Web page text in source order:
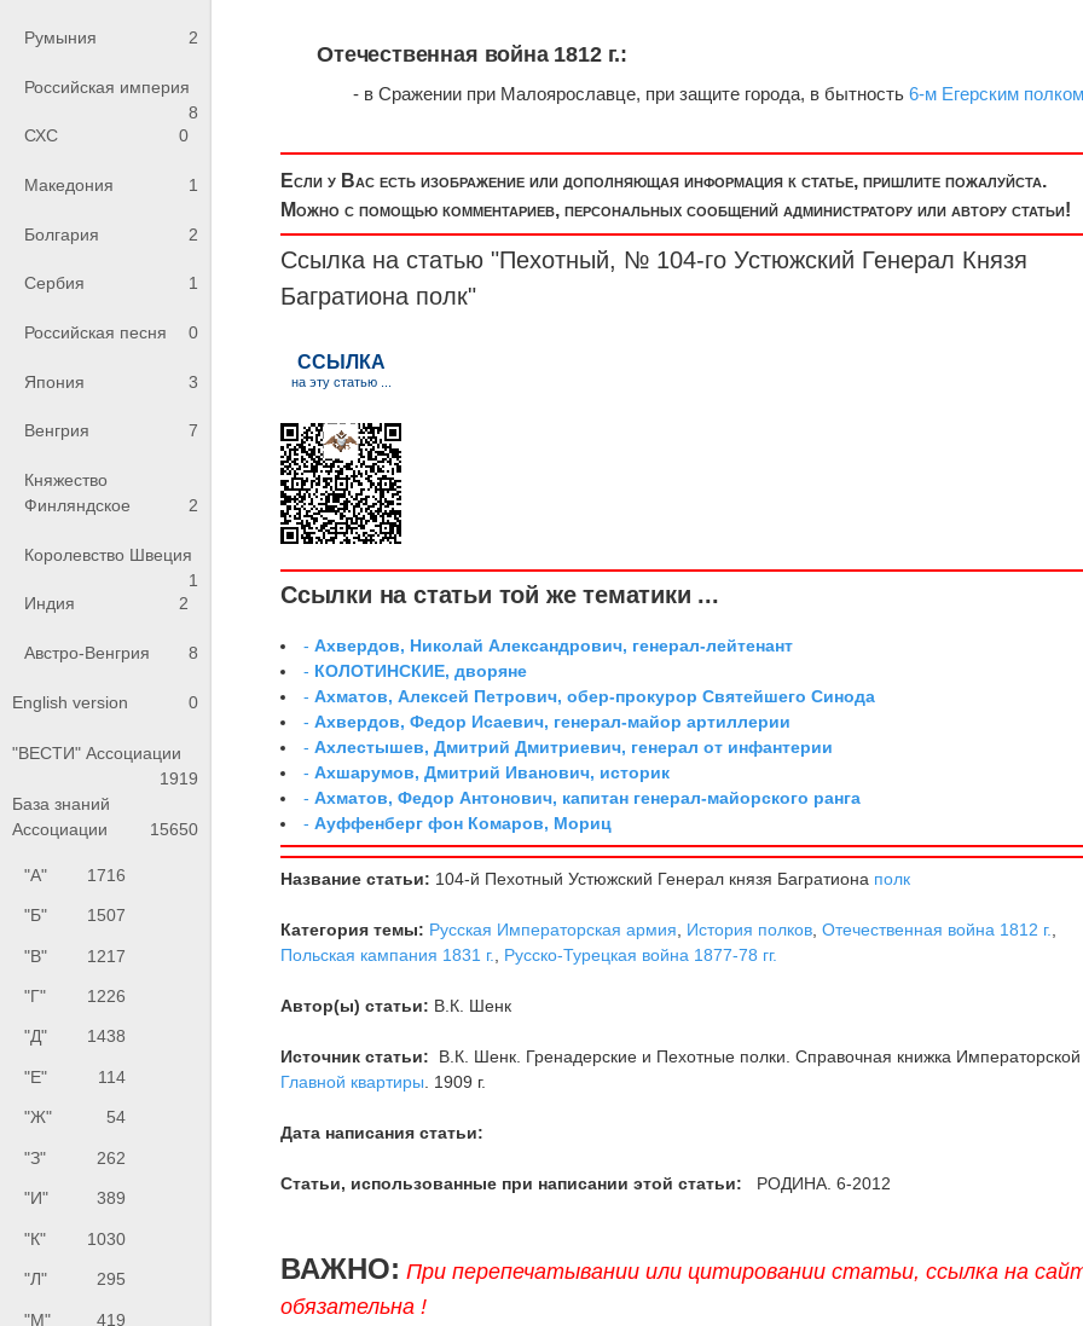
Румыния 2
Российская империя
8
СХС
0
Македония 1
Болгария 2
Сербия 1
Российская песня 0
Япония 3
Венгрия 7
Княжество
Финляндское
2
Королевство Швеция
1
Индия
2
Австро-Венгрия 8
English version 0
"ВЕСТИ" Ассоциации
1919
База знаний
Ассоциации
15650
"А" 1716
"Б" 1507
"В" 1217
"Г" 1226
"Д" 1438
"Е" 114
"Ж" 54
"З" 262
"И" 389
"К" 1030
"Л" 295
"М" 419
Отечественная война 1812 г.:
- в Сражении при Малоярославце, при защите города, в бытность6-м Егерским
Если у Вас есть изображение или дополняющая информация к статье, пришлите пожалуйста.
Можно с помощью комментариев, персональных сообщений администратору или автору статьи!
Ссылка на статью "Пехотный, № 104-го Устюжский Генерал Князя
Багратиона полк"
Ссылки на статьи той же тематики ...
-Ахвердов, Николай Александрович, генерал-лейтенант
- КОЛОТИНСКИЕ, дворяне
-Ахматов, Алексей Петрович, обер-прокурор Святейшего Синода
-Ахвердов, Федор Исаевич, генерал-майор артиллерии
-Ахлестышев, Дмитрий Дмитриевич, генерал от инфантерии
-Ахшарумов, Дмитрий Иванович, историк
-Ахматов, Федор Антонович, капитан генерал-майорского ранга
-Ауффенберг фон Комаров, Мориц
Название статьи: 104-й Пехотный Устюжский Генерал князя Багратиона полк
Категория темы: Русская Императорская армия История полков ,Отечественная война 1812 г.
Польская кампания 1831 г.
Русско-Турецкая война 1877-78 гг.
Автор(ы) статьи: В.К. Шенк
Источник статьи:
В.К. Шенк. Гренадерские и Пехотные полки. Справочная книжка Императорской
Главной квартиры . 1909 г.
Дата написания статьи:
Статьи, использованные при написании этой статьи: РОДИНА. 6-2012
ВАЖНО: При перепечатывании или цитировании статьи, ссылка на
обязательна !